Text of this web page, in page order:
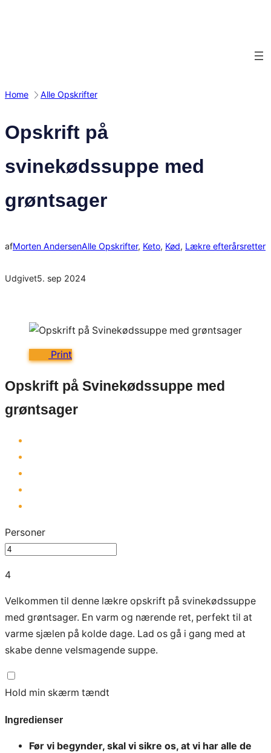
Home Alle Opskrifter
Opskrift på
svinekødssuppe med
grøntsager
afMorten AndersenAlle Opskrifter, Keto, Kød, Lækre efterårsretter
Udgivet5. sep 2024
Print
Opskrift på Svinekødssuppe med
grøntsager
Personer
4
Velkommen til denne lækre opskrift på svinekødssuppe
med grøntsager. En varm og nærende ret, perfekt til at
varme sjælen på kolde dage. Lad os gå i gang med at
skabe denne velsmagende suppe.
Hold min skærm tændt
Ingredienser
Før vi begynder, skal vi sikre os, at vi har alle de